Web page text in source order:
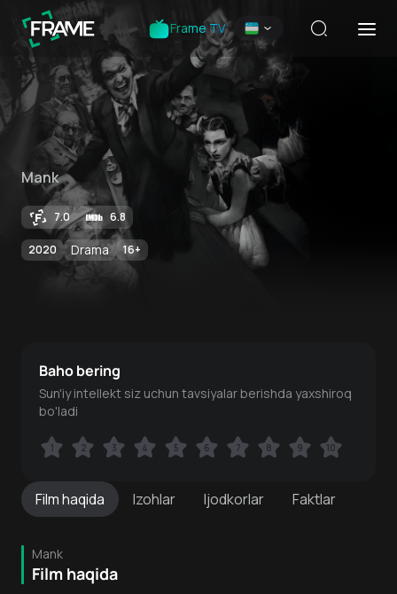
Frame TV
Mank
7.0 6.8
2020 Drama 16+
Filmhaqida Izohlar Ijodkorlar Faktlar
Mank
Film haqida
Baho bering
Sun'iy intellekt siz uchun tavsiyalar berishda yaxshiroq
bo'ladi
1 2 3 4 5 6 7 8 9 10
1 2 3 4 5 6 7 8 9 10